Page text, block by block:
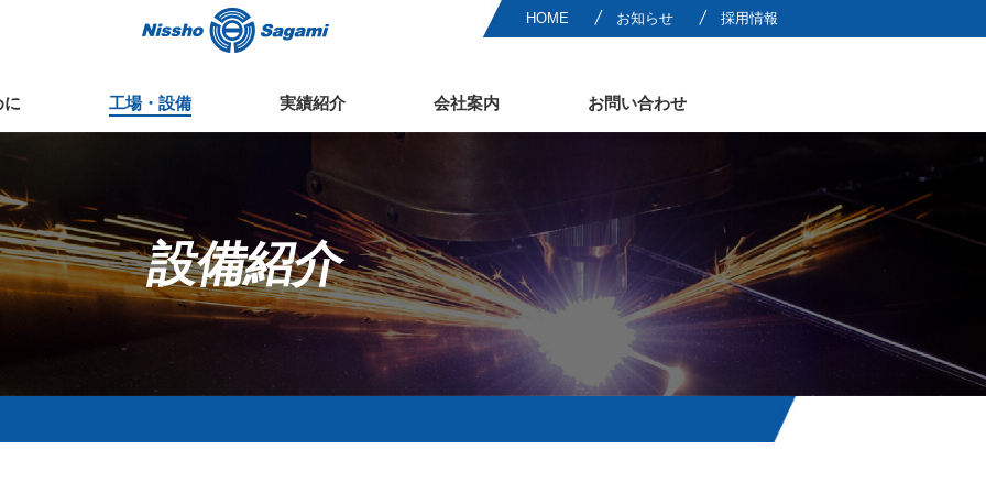
HOME お知らせ 採用情報
に 工場・設備 実績紹介 会社案内 お問い合わせ
設備紹介